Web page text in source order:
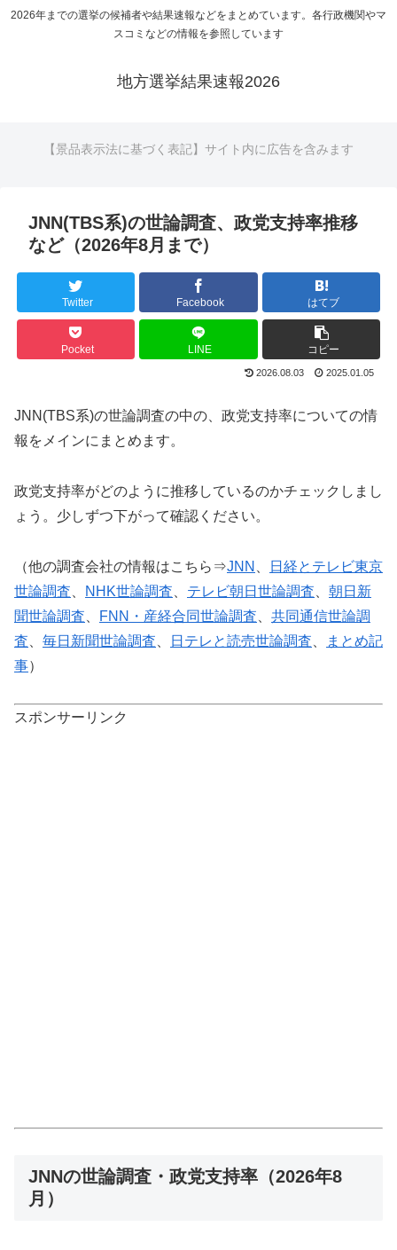
2026年までの選挙の候補者や結果速報などをまとめています。各行政機関やマ
スコミなどの情報を参照しています
地方選挙結果速報2026
【景品表示法に基づく表記】サイト内に広告を含みます
JNN(TBS系)の世論調査、政党支持率推移
など（2026年8月まで）
Twitter Facebook はてブ
Pocket LINE コピー
2026.08.03 2025.01.05
JNN(TBS系)の世論調査の中の、政党支持率についての情
報をメインにまとめます。
政党支持率がどのように推移しているのかチェックしまし
ょう。少しずつ下がって確認ください。
（他の調査会社の情報はこちら⇒JNN
日経とテレビ東京
世論調査
NHK世論調査 テレビ朝日世論調査
朝日新
聞世論調査
FNN・産経合同世論調査
共同通信世論調
査
毎日新聞世論調査 日テレと読売世論調査
まとめ記
事）
スポンサーリンク
JNNの世論調査・政党支持率（2026年8
月）